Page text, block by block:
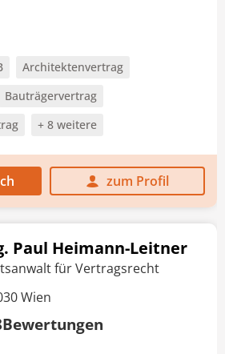
Architektenvertrag
Bauträgervertrag
+ 8 weitere
zum Profil
Paul Heimann-Leitner
für Vertragsrecht
Wien
Bewertungen